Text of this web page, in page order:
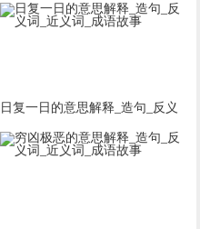
词_近义词_成语故事
日复一日的意思解释_造句_反义
词_近义词_成语故事